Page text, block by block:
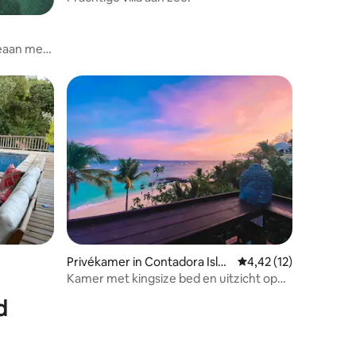
met
Privékamer in Contadora Islan
d
Gemiddelde
4,42 (12)
Kamer met kingsize bed en uitzicht op